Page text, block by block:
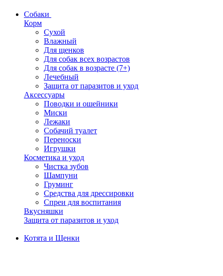
Собаки
Корм
Сухой
Влажный
Для щенков
Для собак всех возрастов
Для собак в возрасте (7+)
Лечебный
Защита от паразитов и уход
Аксессуары
Поводки и ошейники
Миски
Лежаки
Собачий туалет
Переноски
Игрушки
Косметика и уход
Чистка зубов
Шампуни
Груминг
Средства для дрессировки
Спреи для воспитания
Вкусняшки
Защита от паразитов и уход
Котята и Щенки